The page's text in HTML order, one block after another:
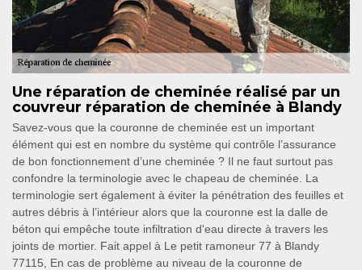
Une réparation de cheminée réalisé par un
couvreur réparation de cheminée à Blandy
Savez-vous que la couronne de cheminée est un important
élément qui est en nombre du système qui contrôle l’assurance
de bon fonctionnement d’une cheminée ? Il ne faut surtout pas
confondre la terminologie avec le chapeau de cheminée. La
terminologie sert également à éviter la pénétration des feuilles et
autres débris à l’intérieur alors que la couronne est la dalle de
béton qui empêche toute infiltration d'eau directe à travers les
joints de mortier. Fait appel à Le petit ramoneur 77 à Blandy
77115, En cas de problème au niveau de la couronne de